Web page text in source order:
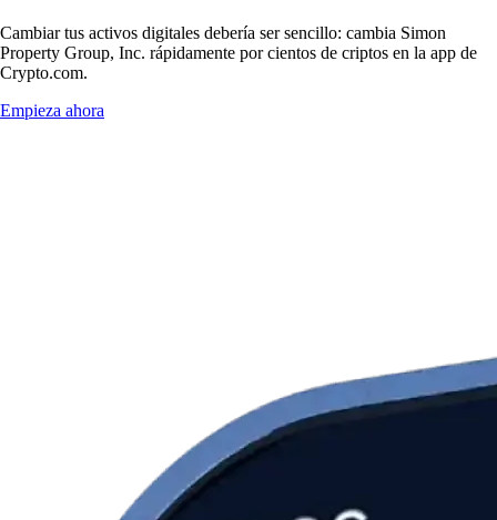
Cambiar tus activos digitales debería ser sencillo: cambia Simon
Property Group, Inc. rápidamente por cientos de criptos en la app de
Crypto.com.
Empieza ahora